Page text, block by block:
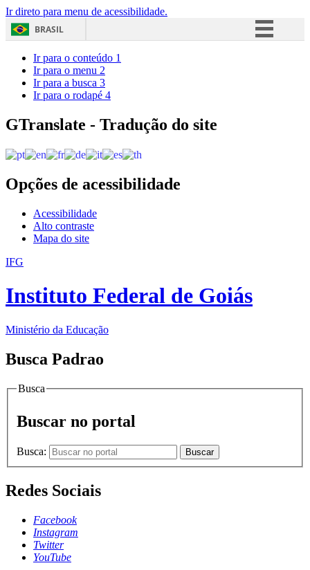
Ir direto para menu de acessibilidade.
BRASIL
Acesso à informação
Ir para o conteúdo 1
Ir para o menu 2
Ir para a busca 3
Ir para o rodapé 4
GTranslate - Tradução do site
Opções de acessibilidade
Acessibilidade
Alto contraste
Mapa do site
IFG
Instituto Federal de Goiás
Ministério da Educação
Busca Padrao
Busca
Buscar no portal
Busca: Buscar
Redes Sociais
Facebook
Instagram
Twitter
YouTube